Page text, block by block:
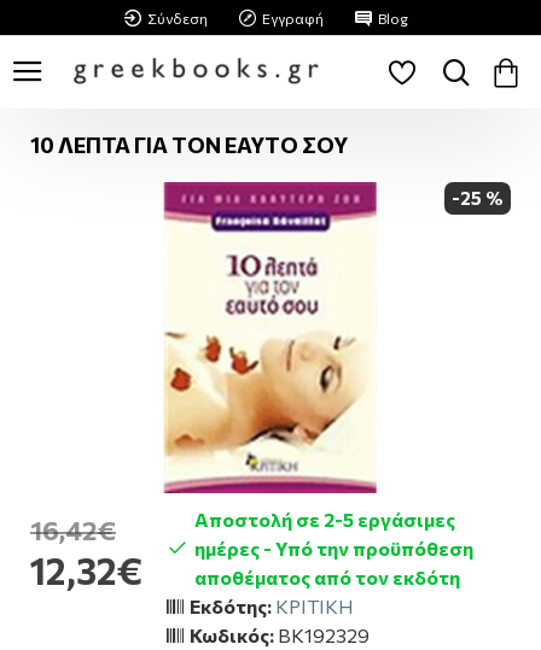
Σύνδεση Εγγραφή Blog
10 ΛΕΠΤΑ ΓΙΑ ΤΟΝ ΕΑΥΤΟ ΣΟΥ
-25 %
12,32€
16,42€
Αποστολή σε 2-5 εργάσιμες
ημέρες - Υπό την προϋπόθεση
αποθέματος από τον εκδότη
Εκδότης: ΚΡΙΤΙΚΗ
Κωδικός: BK192329